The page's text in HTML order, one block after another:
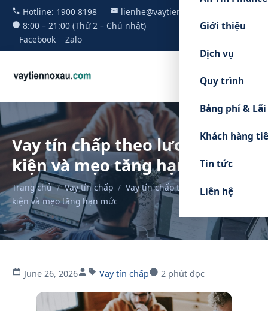
Hotline: 1900 8198
lienhe@vaytiennoxau.com
8:00 – 21:00 (Thứ 2 – Chủ nhật)
Facebook
Zalo
Giới thiệu
Dịch vụ
Quy trình
Bảng phí &
Khách hàng
Tin tức
Liên hệ
Vay tín chấp theo lương: điều
kiện và mẹo tăng hạn mức
Trang chủ / Vay tín chấp / Vay tín chấp theo lương: điều
kiện và mẹo tăng hạn mức
June 26, 2026 Vay tín chấp 2 phút đọc